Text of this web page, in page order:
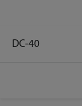
DC-40